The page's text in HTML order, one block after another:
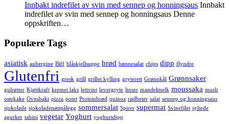
Innbakt indrefilet av svin med sennep og honningsaus Innbakt
indrefilet av svin med sennep og honningsaus Denne
oppskriften…
Populære Tags
asiatisk aubergine Biff blåskjellsuppe brød bønnesalat chips dipp flyndre
Glutenfri gresk grill grillet kylling gryterett Grønnkål Grønnsaker
gulrøtter Kjøttkraft kremet laks lettvint levergryte linser mandelmelk moussaka musli
ostekake Ovnsbakt pizza potet Proteinbrød quinoa rødbeter salat sennep og honningsaus
sjokolade sjokoladenøttpålegg sommersalat Spirer supermat Svinefilet syltede
agurker tahini vegetar Yoghurt yoghurtdipp